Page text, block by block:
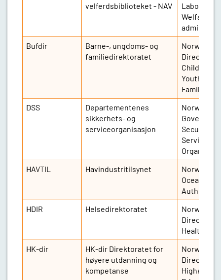
velferdsbiblioteket - NAV
Labour and
Welfare
Bufdir
Barne-, ungdoms- og
familiedirektoratet
Norwegian
Children,
Youth and
Family
DSS
Departementenes
sikkerhets- og
serviceorganisasjon
Norwegian
Security
Service
HAVTIL
Havindustritilsynet
Norwegian
Ocean
Authority
HDIR
Helsedirektoratet
Norwegian
Health
HK-dir
HK-dir Direktoratet for
høyere utdanning og
kompetanse
Norwegian
Higher